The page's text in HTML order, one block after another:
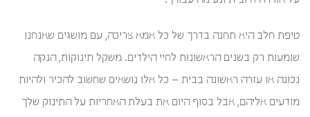
טיפת חלב היא תחנה בדרך של כל אמא צריכה, עם מושגים שאנחנו
שומעות רק בשנים הראשונות לחיי הילדים. משקל תינוקות, הנקה
נכונה או עזרה ראשונה בבית – כל אלו נושאים שחשוב להכיר ולהיות
מודעים אליהם, אבל בסוף היום את בעלת האחריות על התינוק שלך